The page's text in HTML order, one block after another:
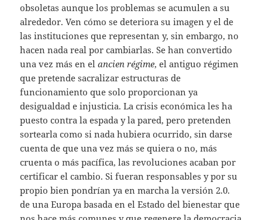
obsoletas aunque los problemas se acumulen a su
alrededor. Ven cómo se deteriora su imagen y el de
las instituciones que representan y, sin embargo, no
hacen nada real por cambiarlas. Se han convertido
una vez más en elancien régime, el antiguo régimen
que pretende sacralizar estructuras de
funcionamiento que solo proporcionan ya
desigualdad e injusticia. La crisis económica les ha
puesto contra la espada y la pared, pero pretenden
sortearla como si nada hubiera ocurrido, sin darse
cuenta de que una vez más se quiera o no, más
cruenta o más pacífica, las revoluciones acaban por
certificar el cambio. Si fueran responsables y por su
propio bien pondrían ya en marcha la versión 2.0.
de una Europa basada en el Estado del bienestar que